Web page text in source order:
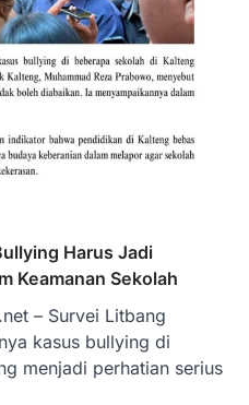
Harus Jadi
Keamanan Sekolah
– Survei Litbang
kasus bullying di
menjadi perhatian serius